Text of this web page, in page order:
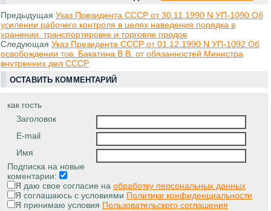
Предыдущая Указ Президента СССР от 30.11.1990 N УП-1090 Об
усилении рабочего контроля в целях наведения порядка в
хранении. транспортировке и торговле продов
Следующая Указ Президента СССР от 01.12.1990 N УП-1092 Об
освобождении тов. Бакатина В.В. от обязанностей Министра
внутренних дел СССР
ОСТАВИТЬ КОММЕНТАРИЙ
как гость
Заголовок
E-mail
Имя
Подписка на новые
коментарии:
Я даю свое согласие на обработку персональных данных
Я соглашаюсь с условиями Политики конфиденциальности
Я принимаю условия Пользовательского соглашения